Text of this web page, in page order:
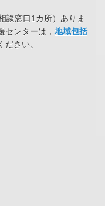
談窓口1カ所）ありま
センターは， 地域包括
ださい。